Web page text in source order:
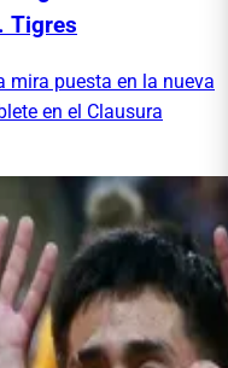
Tigres
mira puesta en la nueva
en el Clausura